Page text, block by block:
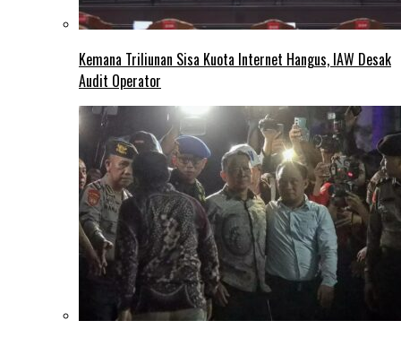
Kemana Triliunan Sisa Kuota Internet Hangus, IAW Desak
Audit Operator